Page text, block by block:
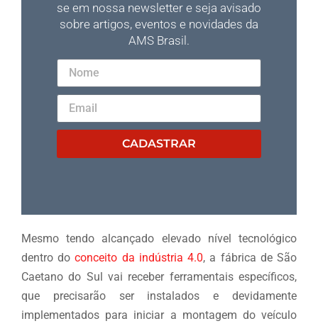
se em nossa newsletter e seja avisado
sobre artigos, eventos e novidades da
AMS Brasil.
CADASTRAR
Mesmo tendo alcançado elevado nível tecnológico
dentro do conceito da indústria 4.0, a fábrica de São
Caetano do Sul vai receber ferramentais específicos,
que precisarão ser instalados e devidamente
implementados para iniciar a montagem do veículo